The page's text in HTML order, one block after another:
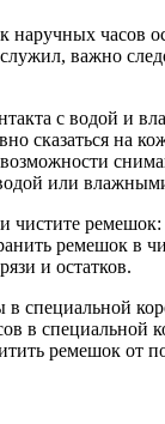
часов
важно
с водой и
сказаться на
или
чистите ремешок:
ремешок в
и остатков.
в специальной
в специальной
ремешок от